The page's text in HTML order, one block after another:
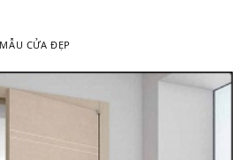
MẪU CỬA ĐẸP